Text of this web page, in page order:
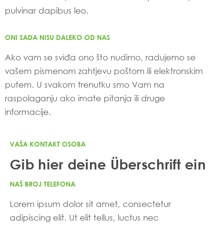
pulvinar dapibus leo.
ONI SADA NISU DALEKO OD NAS
Ako vam se sviđa ono što nudimo, radujemo se
vašem pismenom zahtjevu poštom ili elektronskim
putem. U svakom trenutku smo Vam na
raspolaganju ako imate pitanja ili druge
informacije.
VAŠA KONTAKT OSOBA
Gib hier deine Überschrift ein
NAŠ BROJ TELEFONA
Lorem ipsum dolor sit amet, consectetur
adipiscing elit. Ut elit tellus, luctus nec